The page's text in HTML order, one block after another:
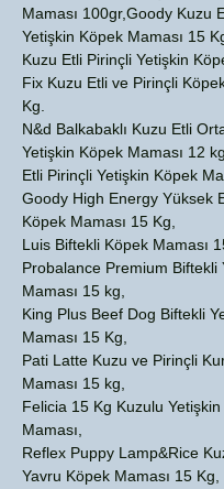
Maması 100gr,Goody Kuzu
Yetişkin Köpek Maması 15
Kuzu Etli Pirinçli Yetişkin
Fix Kuzu Etli ve Pirinçli
Kg.
N&d Balkabaklı Kuzu Etli
Yetişkin Köpek Maması 12
Etli Pirinçli Yetişkin Köpek
Goody High Energy Yüksek
Köpek Maması 15 Kg,
Luis Biftekli Köpek Maması
Probalance Premium Biftekli
Maması 15 kg,
King Plus Beef Dog Biftekli
Maması 15 Kg,
Pati Latte Kuzu ve Pirinçli
Maması 15 kg,
Felicia 15 Kg Kuzulu
Maması,
Reflex Puppy Lamp&Rice
Yavru Köpek Maması 15 Kg,